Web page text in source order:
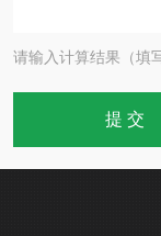
请输入计算结果（填